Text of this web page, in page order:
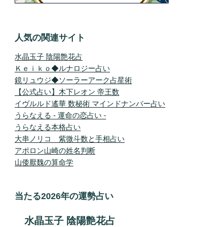
人気の関連サイト
水晶玉子 陰陽艶花占
Ｋｅｉｋｏ◆ルナロジー占い
鏡リュウジ◆ソーラーアーク占星術
【公式占い】木下レオン 帝王数
イヴルルド遙華 数秘術 マインドナンバー占い
うらなえる - 運命の恋占い -
うらなえる本格占い
大串ノリコ 紫微斗数と手相占い
アポロン山崎の姓名判断
山倭厭魏の算命学
当たる2026年の運勢占い
水晶玉子 陰陽艶花占